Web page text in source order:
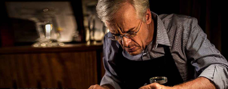
我们立足于博大精深的中国文化基石上，放眼未来建筑装饰
趋势，吸收西文文化色彩，不断开拓创新，不断稳步求进，每一
步我们都力求完美，力求满足不同客户的需求，以最好的产品、
最优的质量、最低的价格、最完善的服务来答谢新老顾客的信
赖。